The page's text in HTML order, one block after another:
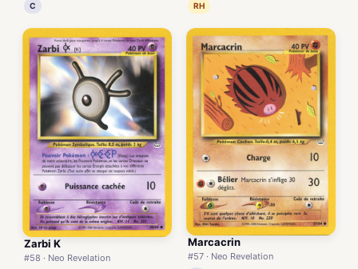
C RH
Zarbi K
#58 · Neo Revelation
Marcacrin
#57 · Neo Revelation